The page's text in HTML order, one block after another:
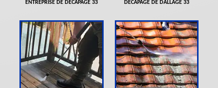
ENTREPRISE DE DÉCAPAGE 33 DÉCAPAGE DE DALLAGE 33